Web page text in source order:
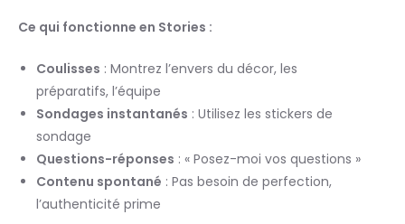
Ce qui fonctionne en Stories :
Coulisses : Montrez l’envers du décor, les
préparatifs, l’équipe
Sondages instantanés : Utilisez les stickers de
sondage
Questions-réponses : « Posez-moi vos questions »
Contenu spontané : Pas besoin de perfection,
l’authenticité prime